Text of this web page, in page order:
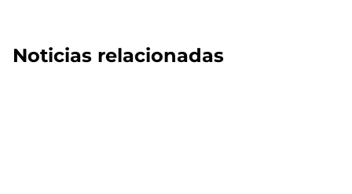
Noticias relacionadas